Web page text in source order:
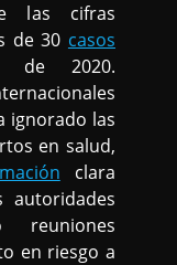
las cifras
de 30 casos
2020.
ignorado las
en salud,
clara
reuniones
en riesgo a